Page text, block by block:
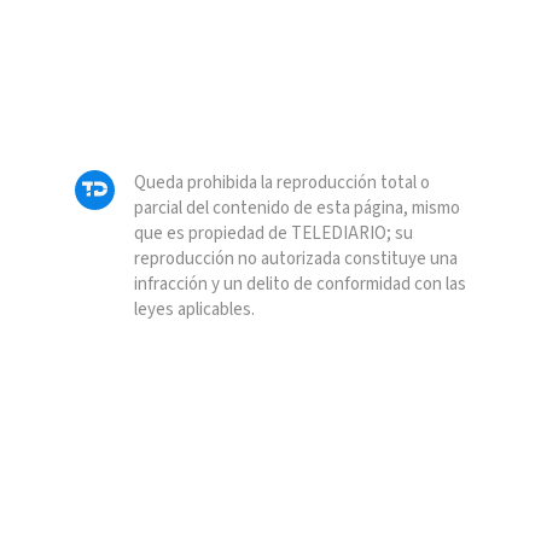
Queda prohibida la reproducción total o
parcial del contenido de esta página, mismo
que es propiedad de TELEDIARIO; su
reproducción no autorizada constituye una
infracción y un delito de conformidad con las
leyes aplicables.